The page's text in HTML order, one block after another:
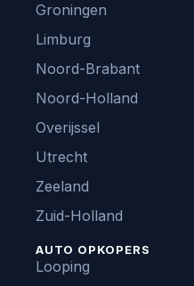
Groningen
Limburg
Noord-Brabant
Noord-Holland
Overijssel
Utrecht
Zeeland
Zuid-Holland
AUTO OPKOPERS
Looping